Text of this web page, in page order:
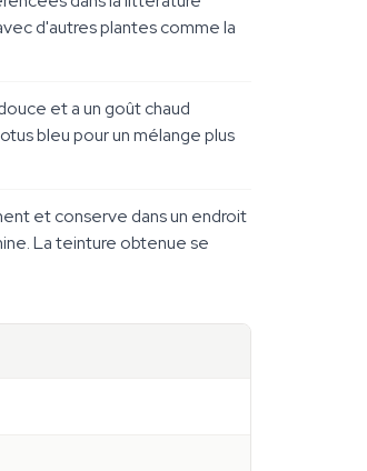
d'autres plantes comme la
et a un goût chaud
bleu pour un mélange plus
et conserve dans un endroit
La teinture obtenue se